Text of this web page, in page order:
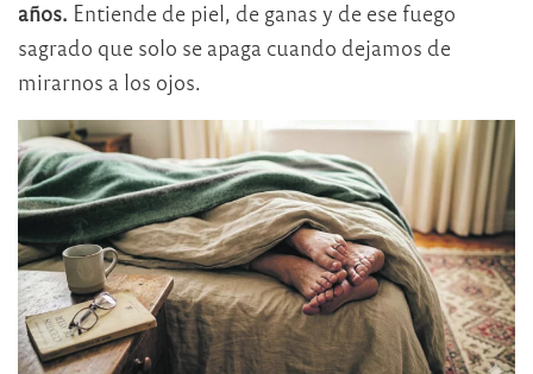
años. Entiende de piel, de ganas y de ese fuego
sagrado que solo se apaga cuando dejamos de
mirarnos a los ojos.